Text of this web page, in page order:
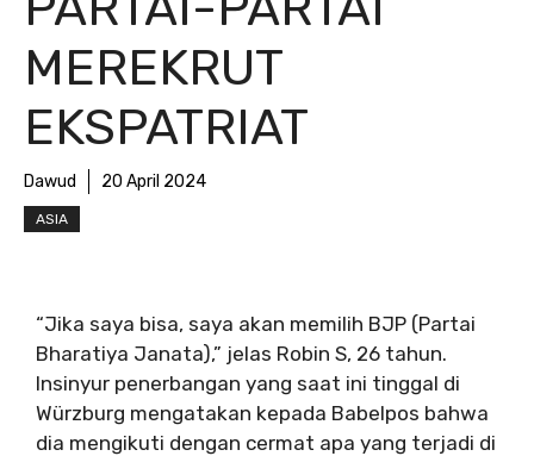
MEREKRUT
EKSPATRIAT
Dawud 20 April 2024
ASIA
“Jika saya bisa, saya akan memilih BJP (Partai
Bharatiya Janata),” jelas Robin S, 26 tahun.
Insinyur penerbangan yang saat ini tinggal di
Würzburg mengatakan kepada Babelpos bahwa
dia mengikuti dengan cermat apa yang terjadi di